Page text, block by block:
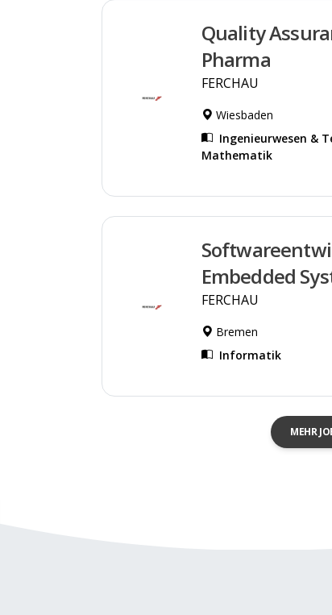
Quality
Pharma
FERCHAU
Wiesbaden
Ingenieurwesen &
Mathematik
Embedded
FERCHAU
Bremen
Informatik
MEHR